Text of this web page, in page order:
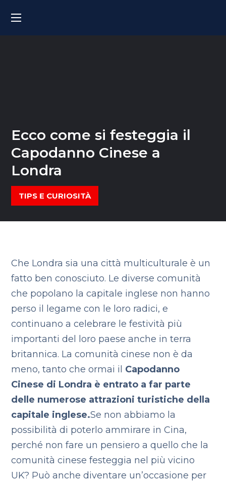
Ecco come si festeggia il
Capodanno Cinese a
Londra
TIPS E CURIOSITÀ
Che Londra sia una città multiculturale è un
fatto ben conosciuto. Le diverse comunità
che popolano la capitale inglese non hanno
perso il legame con le loro radici, e
continuano a celebrare le festività più
importanti del loro paese anche in terra
britannica. La comunità cinese non è da
meno, tanto che ormai il Capodanno
Cinese di Londra è entrato a far parte
delle numerose attrazioni turistiche della
capitale inglese.Se non abbiamo la
possibilità di poterlo ammirare in Cina,
perché non fare un pensiero a quello che la
comunità cinese festeggia nel più vicino
UK? Può anche diventare un’occasione per